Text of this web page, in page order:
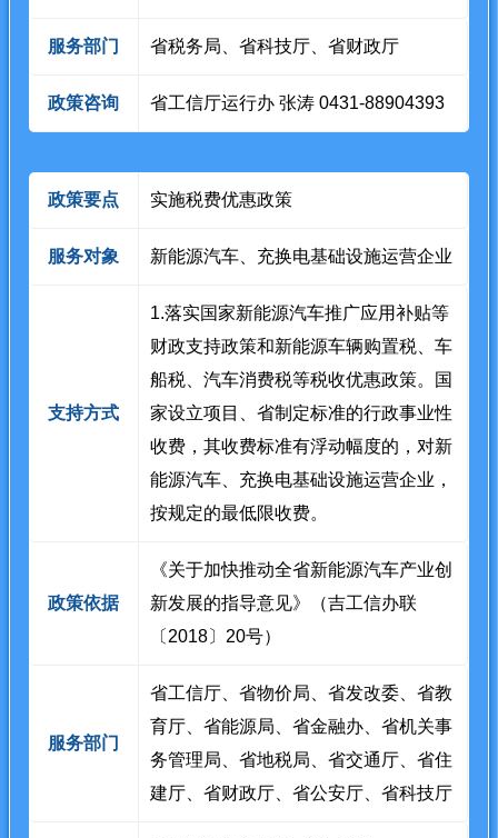
服务部门 省税务局、省科技厅、省财政厅
政策咨询 省工信厅运行办 张涛 0431-88904393
政策要点 实施税费优惠政策
服务对象 新能源汽车、充换电基础设施运营企业
支持方式
1.落实国家新能源汽车推广应用补贴等
财政支持政策和新能源车辆购置税、车
船税、汽车消费税等税收优惠政策。国
家设立项目、省制定标准的行政事业性
收费，其收费标准有浮动幅度的，对新
能源汽车、充换电基础设施运营企业，
按规定的最低限收费。
政策依据
《关于加快推动全省新能源汽车产业创
新发展的指导意见》（吉工信办联
〔2018〕20号）
服务部门
省工信厅、省物价局、省发改委、省教
育厅、省能源局、省金融办、省机关事
务管理局、省地税局、省交通厅、省住
建厅、省财政厅、省公安厅、省科技厅